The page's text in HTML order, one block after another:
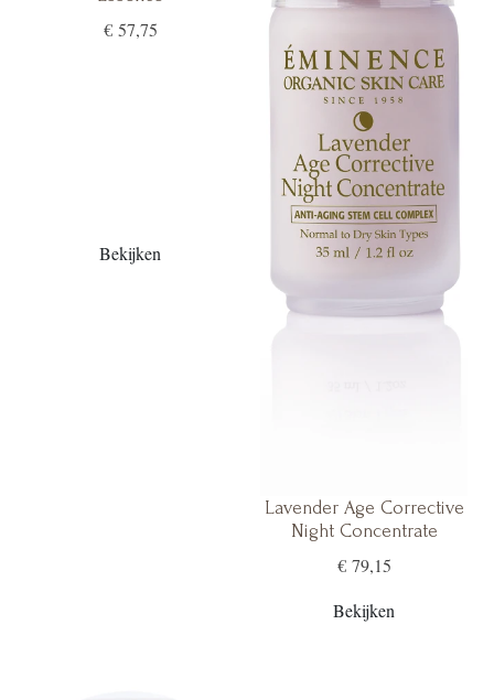
€ 57,75
Bekijken
Lavender Age Corrective
Night Concentrate
€ 79,15
Bekijken